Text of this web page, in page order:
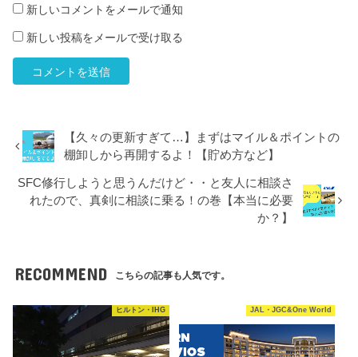
新しいコメントをメールで通知
新しい投稿をメールで受け取る
【久々の更新すぎて…】まずはマイル＆ポイントの
棚卸しから再開するよ！【貯め方など】
SFC修行しようと思うんだけど・・と友人に相談さ
れたので、真剣に相談に乗る！の巻【本当に必要
か？】
RECOMMEND こちらの記事も人気です。
ヒルトン・IHG JAL・JGC&One World